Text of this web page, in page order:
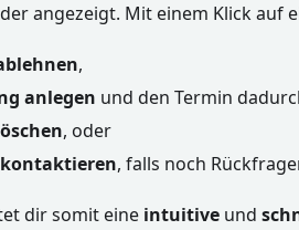
angezeigt. Mit einem Klick auf
,
anlegen und den Termin
, oder
, falls noch
dir somit eine intuitive und